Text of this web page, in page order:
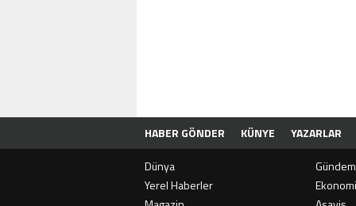
HABER GÖNDER KÜNYE YAZARLAR
Dünya
Gündem
Yerel Haberler
Ekonomi